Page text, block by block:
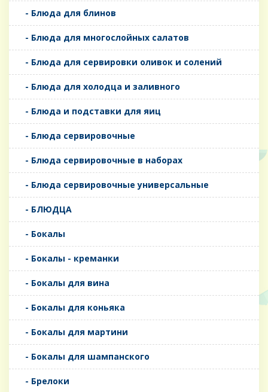
- Блюда для блинов
- Блюда для многослойных салатов
- Блюда для сервировки оливок и солений
- Блюда для холодца и заливного
- Блюда и подставки для яиц
- Блюда сервировочные
- Блюда сервировочные в наборах
- Блюда сервировочные универсальные
- БЛЮДЦА
- Бокалы
- Бокалы - креманки
- Бокалы для вина
- Бокалы для коньяка
- Бокалы для мартини
- Бокалы для шампанского
- Брелоки